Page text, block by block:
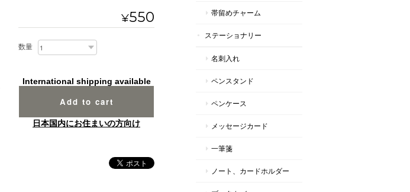
¥550
数量
International shipping available
Add to cart
日本国内にお住まいの方向け
帯留めチャーム
ステーショナリー
名刺入れ
ペンスタンド
ペンケース
メッセージカード
一筆箋
ノート、カードホルダー